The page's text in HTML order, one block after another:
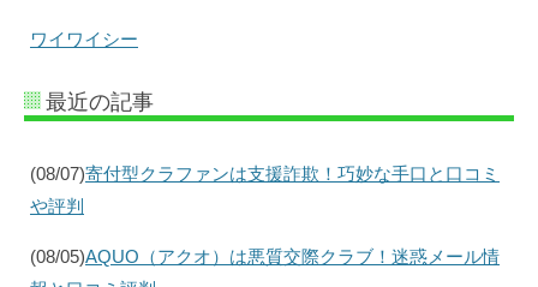
ワイワイシー
最近の記事
(08/07)寄付型クラファンは支援詐欺！巧妙な手口と口コミ
や評判
(08/05)AQUO（アクオ）は悪質交際クラブ！迷惑メール情